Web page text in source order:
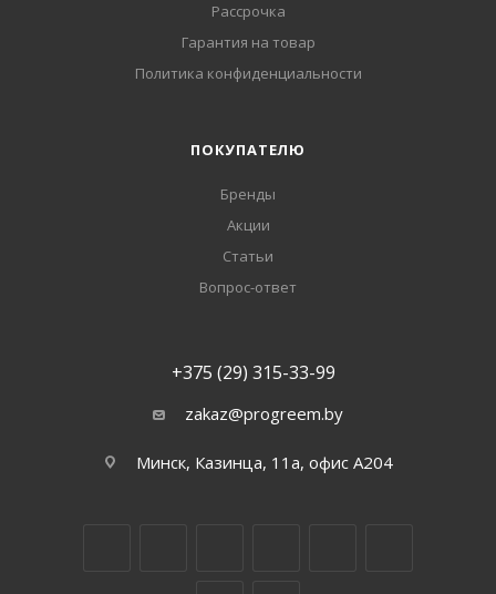
Рассрочка
Гарантия на товар
Политика конфиденциальности
ПОКУПАТЕЛЮ
Бренды
Акции
Статьи
Вопрос-ответ
+375 (29) 315-33-99
zakaz@progreem.by
Минск, Казинца, 11а, офис А204